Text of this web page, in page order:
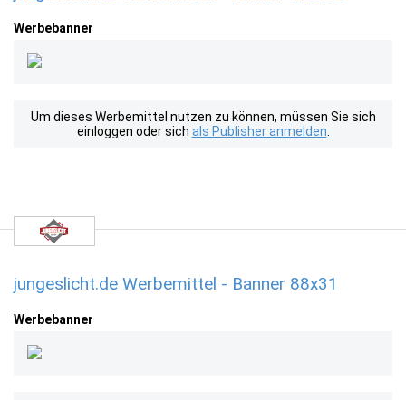
Werbebanner
Um dieses Werbemittel nutzen zu können, müssen Sie sich
einloggen oder sich als Publisher anmelden
jungeslicht.de Werbemittel - Banner 88x31
Werbebanner